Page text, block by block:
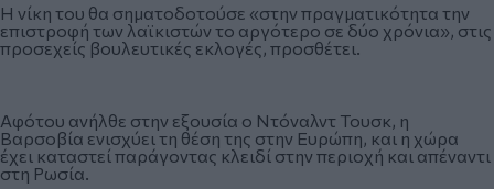
Η νίκη του θα σηματοδοτούσε «στην πραγματικότητα την
επιστροφή των λαϊκιστών το αργότερο σε δύο χρόνια», στις
προσεχείς βουλευτικές εκλογές, προσθέτει.
Αφότου ανήλθε στην εξουσία ο Ντόναλντ Τουσκ, η
Βαρσοβία ενισχύει τη θέση της στην Ευρώπη, και η χώρα
έχει καταστεί παράγοντας κλειδί στην περιοχή και απέναντι
στη Ρωσία.